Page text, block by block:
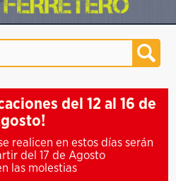
del 12 al 16 de
realicen en estos días serán
del 17 de Agosto
las molestias